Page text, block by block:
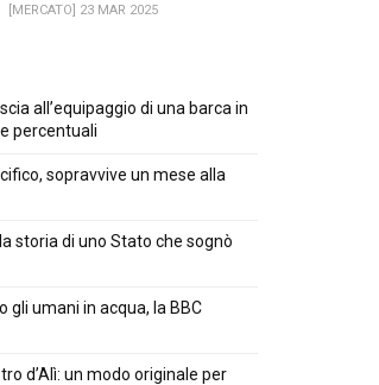
[MERCATO] 23 MAR 2025
all’equipaggio di una barca in
percentuali
sopravvive un mese alla
storia di uno Stato che sognò
gli umani in acqua, la BBC
d’Alì: un modo originale per